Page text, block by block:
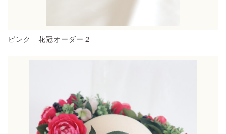
ピンク 花冠オーダー２